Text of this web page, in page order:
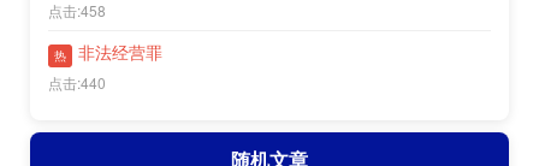
点击:458
热 非法经营罪
点击:440
随机文章